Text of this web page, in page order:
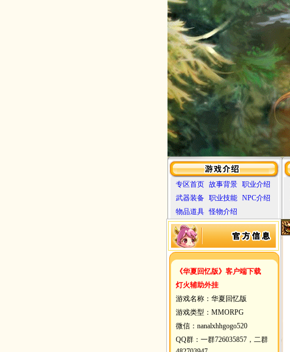
专区首页 故事背景
职业介绍
武器装备
职业技能
NPC介绍
物品道具 怪物介绍
《华夏回忆版》客户端下载
灯火辅助外挂
游戏名称：华夏回忆版
游戏类型：MMORPG
微信：nanalxhhgogo520
QQ群：一群726035857，二群